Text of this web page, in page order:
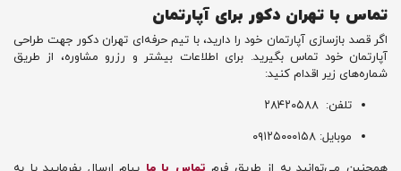
تماس با تهران دکور برای آپارتمان
اگر قصد بازسازی آپارتمان خود را دارید، با تیم حرفه‌ای تهران دکور جهت طراحی
آپارتمان خود تماس بگیرید. برای اطلاعات بیشتر و رزرو مشاوره، از طریق
شماره‌های زیر اقدام کنید:
تلفن: ۲۸۴۲۰۵۸۸
موبایل: ۰۹۱۲۵۰۰۰۱۵۸